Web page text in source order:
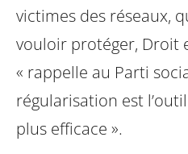
victimes des réseaux,
vouloir protéger, Droit
« rappelle au Parti
régularisation est
plus efficace ».